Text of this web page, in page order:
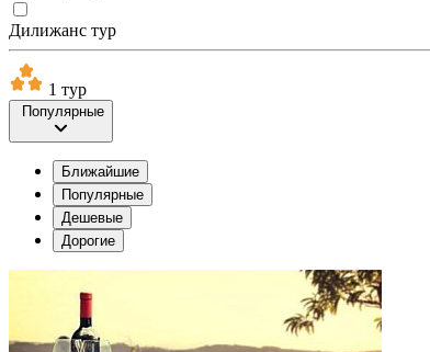
Дилижанс тур
1 тур
Популярные
Ближайшие
Популярные
Дешевые
Дорогие